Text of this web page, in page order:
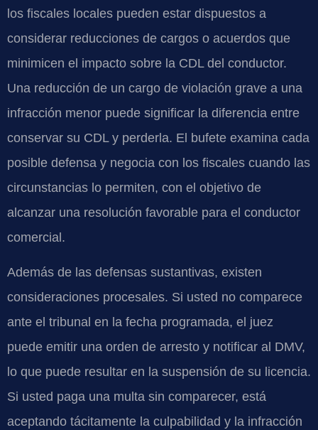
los fiscales locales pueden estar dispuestos a
considerar reducciones de cargos o acuerdos que
minimicen el impacto sobre la CDL del conductor.
Una reducción de un cargo de violación grave a una
infracción menor puede significar la diferencia entre
conservar su CDL y perderla. El bufete examina cada
posible defensa y negocia con los fiscales cuando las
circunstancias lo permiten, con el objetivo de
alcanzar una resolución favorable para el conductor
comercial.
Además de las defensas sustantivas, existen
consideraciones procesales. Si usted no comparece
ante el tribunal en la fecha programada, el juez
puede emitir una orden de arresto y notificar al DMV,
lo que puede resultar en la suspensión de su licencia.
Si usted paga una multa sin comparecer, está
aceptando tácitamente la culpabilidad y la infracción